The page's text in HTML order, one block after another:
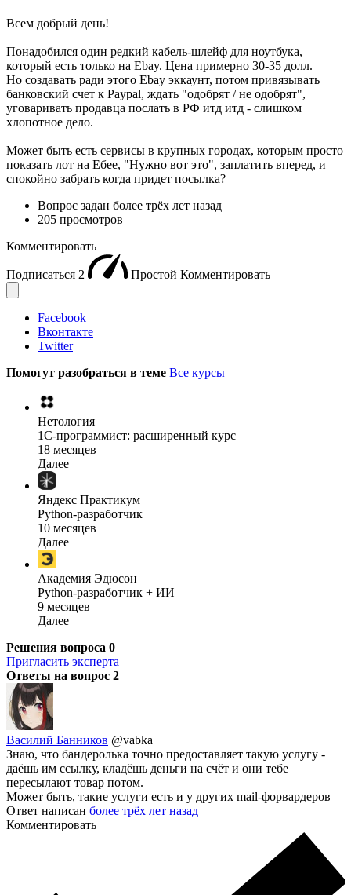
Всем добрый день!
Понадобился один редкий кабель-шлейф для ноутбука,
который есть только на Ebay. Цена примерно 30-35 долл.
Но создавать ради этого Ebay эккаунт, потом привязывать
банковский счет к Paypal, ждать "одобрят / не одобрят",
уговаривать продавца послать в РФ итд итд - слишком
хлопотное дело.
Может быть есть сервисы в крупных городах, которым просто
показать лот на Ебее, "Нужно вот это", заплатить вперед, и
спокойно забрать когда придет посылка?
Вопрос задан более трёх лет назад
205 просмотров
Комментировать
Подписаться 2 Простой Комментировать
Facebook
Вконтакте
Twitter
Помогут разобраться в теме Все курсы
Нетология
1C-программист: расширенный курс
18 месяцев
Далее
Яндекс Практикум
Python-разработчик
10 месяцев
Далее
Академия Эдюсон
Python-разработчик + ИИ
9 месяцев
Далее
Решения вопроса 0
Пригласить эксперта
Ответы на вопрос 2
Василий Банников @vabka
Знаю, что бандеролька точно предоставляет такую услугу -
даёшь им ссылку, кладёшь деньги на счёт и они тебе
пересылают товар потом.
Может быть, такие услуги есть и у других mail-форвардеров
Ответ написан более трёх лет назад
Комментировать